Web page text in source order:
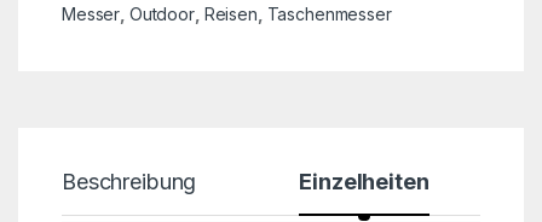
Messer Outdoor, Reisen Taschenmesser
Beschreibung Einzelheiten